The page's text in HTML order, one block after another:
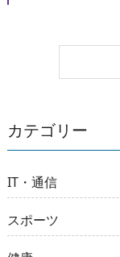
カテゴリー
IT・通信
スポーツ